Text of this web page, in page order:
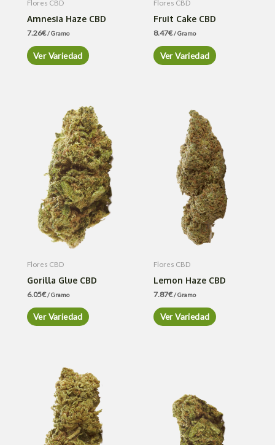
Flores CBD
Amnesia Haze CBD
7.26€/ Gramo
Ver Variedad
Flores CBD
Fruit Cake CBD
8.47€/ Gramo
Ver Variedad
Flores CBD
Gorilla Glue CBD
6.05€/ Gramo
Ver Variedad
Flores CBD
Lemon Haze CBD
7.87€/ Gramo
Ver Variedad